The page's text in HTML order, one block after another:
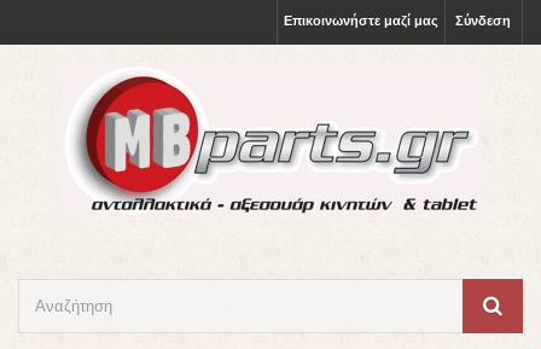
Σύνδεση
Επικοινωνήστε μαζί μας